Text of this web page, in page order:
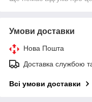
Умови доставки
Нова Пошта
Доставка службою
Всі умови доставки